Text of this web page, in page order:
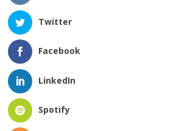
Twitter
Facebook
LinkedIn
Spotify